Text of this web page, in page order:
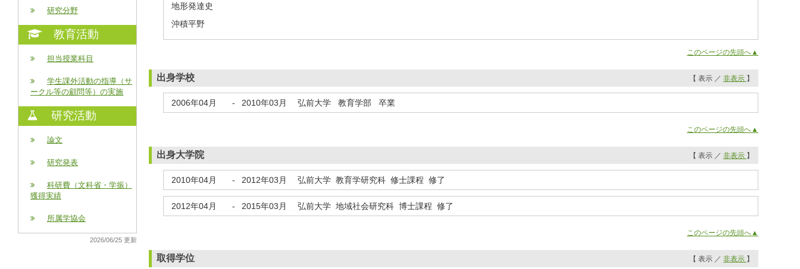
研究分野
教育活動
担当授業科目
学生課外活動の指導（サ
ークル等の顧問等）の実施
研究活動
論文
研究発表
科研費（文科省・学振）
獲得実績
所属学協会
2026/06/25 更新
地形発達史
沖積平野
このページの先頭へ▲
出身学校 【 表示 ／ 非表示 】
2006年04月 - 2010年03月 弘前大学 教育学部 卒業
このページの先頭へ▲
出身大学院 【 表示 ／ 非表示 】
2010年04月 - 2012年03月 弘前大学 教育学研究科 修士課程 修了
2012年04月 - 2015年03月 弘前大学 地域社会研究科 博士課程 修了
このページの先頭へ▲
取得学位 【 表示 ／ 非表示 】